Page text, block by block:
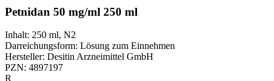
Petnidan 50 mg/ml 250 ml
Inhalt: 250 ml, N2
Darreichungsform: Lösung zum Einnehmen
Hersteller: Desitin Arzneimittel GmbH
PZN: 4897197
R